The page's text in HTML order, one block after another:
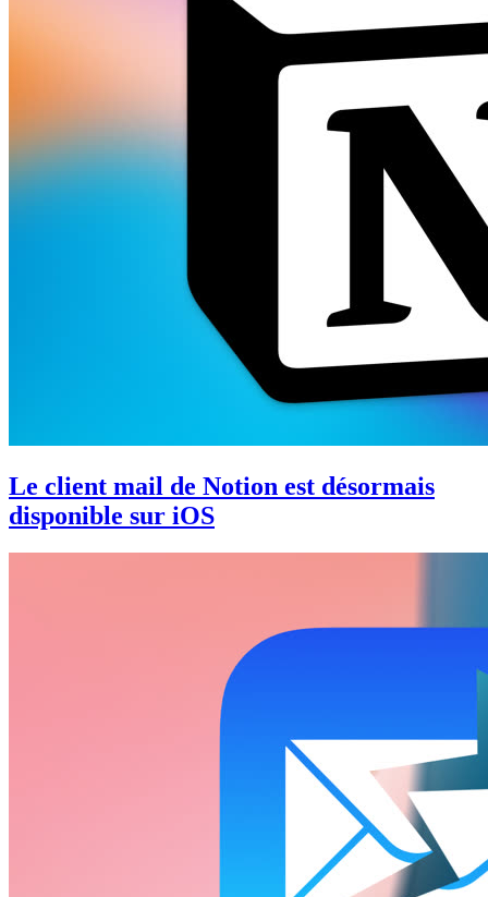
Le client mail de Notion est désormais
disponible sur iOS